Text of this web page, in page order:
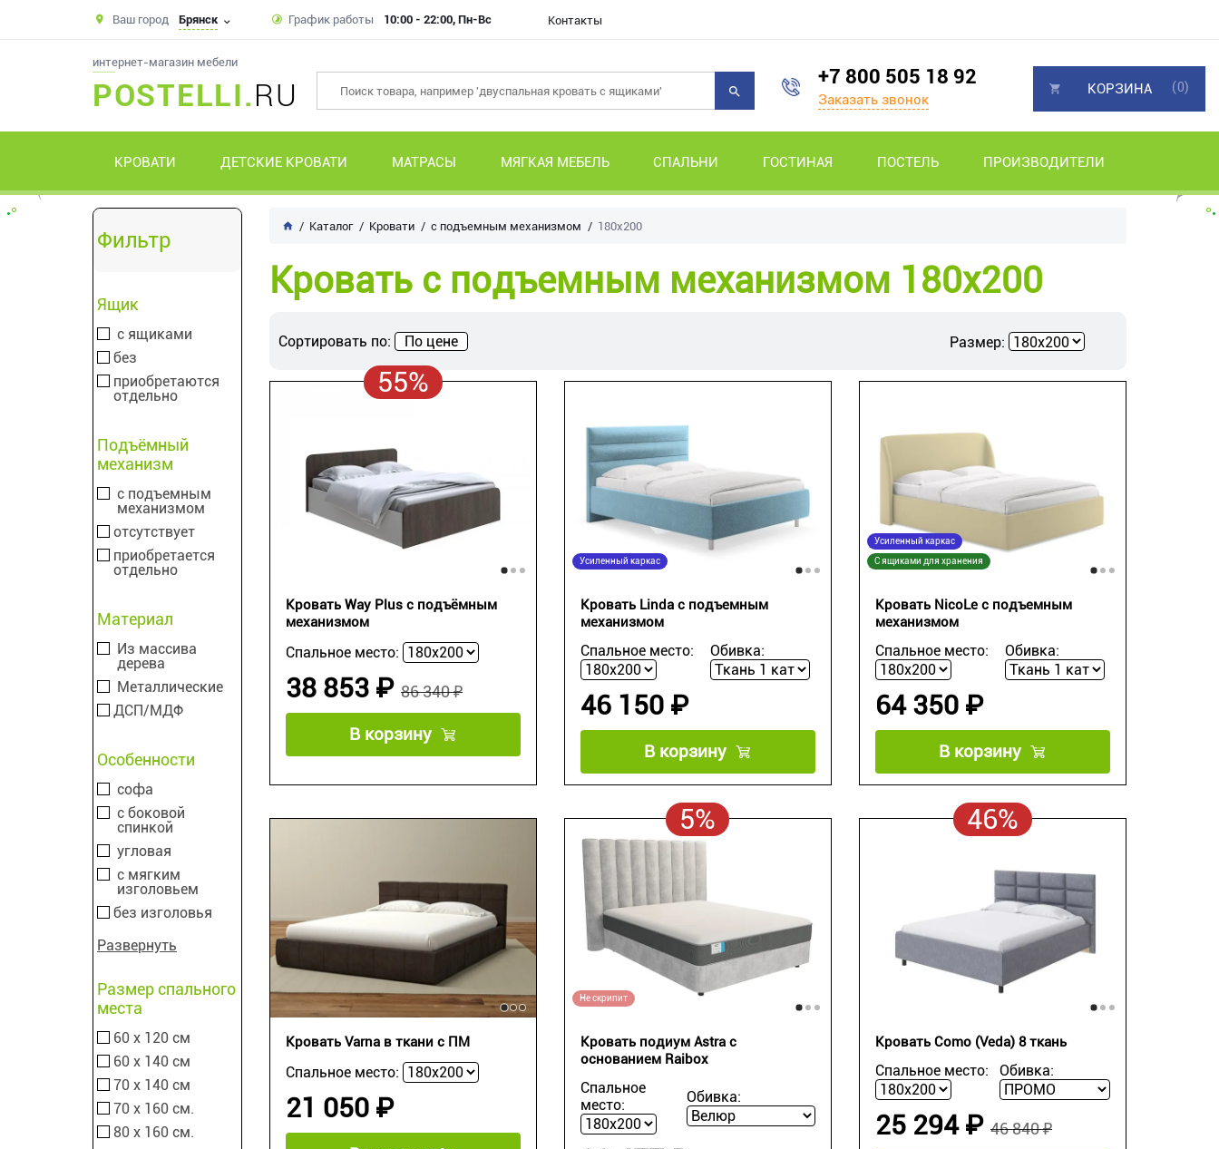
Ваш город Брянск График работы 10:00 - 22:00, Пн-Вс Контакты
интернет-магазин мебели
POSTELLI.RU
+7 800 505 18 92
Заказать звонок
КРОВАТИ ДЕТСКИЕ КРОВАТИ МАТРАСЫ МЯГКАЯ МЕБЕЛЬ СПАЛЬНИ ГОСТИНАЯ ПОСТЕЛЬ ПРОИЗВОДИТЕЛИ
КОРЗИНА (0)
Фильтр
Ящик
с ящиками
без
приобретаются
отдельно
Подъёмный
механизм
с подъемным
механизмом
отсутствует
приобретается
отдельно
Материал
Из массива
дерева
Металлические
ДСП/МДФ
Особенности
софа
с боковой
спинкой
угловая
с мягким
изголовьем
без изголовья
Развернуть
Размер спального
места
60 х 120 см
60 х 140 см
70 х 140 см
70 х 160 см.
80 х 160 см.
Каталог Кровати с подъемным механизмом 180х200
Кровать с подъемным механизмом 180х200
Сортировать по: По цене Размер:
55%
Кровать Way Plus с подъёмным
механизмом
Спальное место:
86 340 ₽
38 853 ₽
В корзину
Усиленный каркас
Кровать Linda с подъемным
механизмом
Спальное место: Обивка:
46 150 ₽
В корзину
Усиленный каркас
С ящиками для хранения
Кровать NicoLe c подъемным
механизмом
Спальное место: Обивка:
64 350 ₽
В корзину
Кровать Varna в ткани c ПМ
Спальное место:
21 050 ₽
5%
Не скрипит
Кровать подиум Astra с
основанием Raibox
Спальное
место:
Обивка:
46%
Кровать Como (Veda) 8 ткань
Спальное место: Обивка:
46 840 ₽
25 294 ₽